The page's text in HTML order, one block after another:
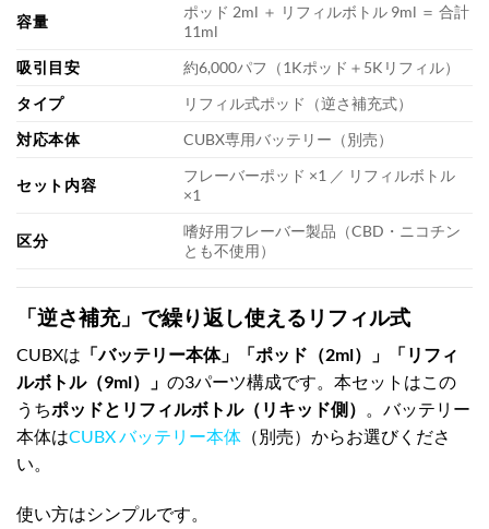
容量
ポッド 2ml ＋ リフィルボトル 9ml ＝ 合計
11ml
吸引目安
約6,000パフ（1Kポッド＋5Kリフィル）
タイプ
リフィル式ポッド（逆さ補充式）
対応本体
CUBX専用バッテリー（別売）
セット内容
フレーバーポッド ×1 ／ リフィルボトル
×1
区分
嗜好用フレーバー製品（CBD・ニコチン
とも不使用）
「逆さ補充」で繰り返し使えるリフィル式
CUBXは 「バッテリー本体」「ポッド（2ml）」「リフィ
ルボトル（9ml）」 の3パーツ構成です。本セットはこの
うちポッドとリフィルボトル（リキッド側） 。バッテリー
本体はCUBX バッテリー本体 （別売）からお選びくださ
い。
使い方はシンプルです。